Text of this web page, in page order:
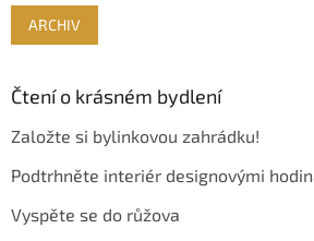
ARCHIV
Čtení o krásném bydlení
Založte si bylinkovou zahrádku!
Podtrhněte interiér designovými
Vyspěte se do růžova